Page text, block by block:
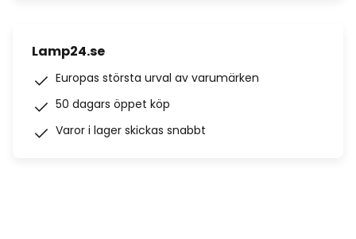
Lamp24.se
Europas största urval av varumärken
50 dagars öppet köp
Varor i lager skickas snabbt